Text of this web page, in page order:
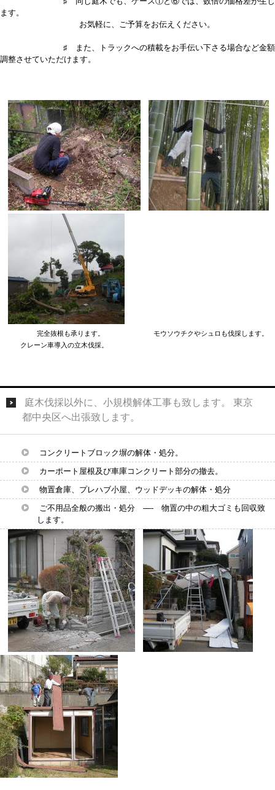
ます。
お気軽に、ご予算をお伝えください。
♯ また、トラックへの積載をお手伝い下さる場合など金額
調整させていただけます。
完全抜根も承ります。 モウソウチクやシュロも伐採します。
クレーン車導入の立木伐採。
庭木伐採以外に、小規模解体工事も致します。 東京
都中央区へ出張致します。
コンクリートブロック塀の解体・処分。
カーポート屋根及び車庫コンクリート部分の撤去。
物置倉庫、プレハブ小屋、ウッドデッキの解体・処分
ご不用品全般の搬出・処分 —- 物置の中の粗大ゴミも回収致
します。